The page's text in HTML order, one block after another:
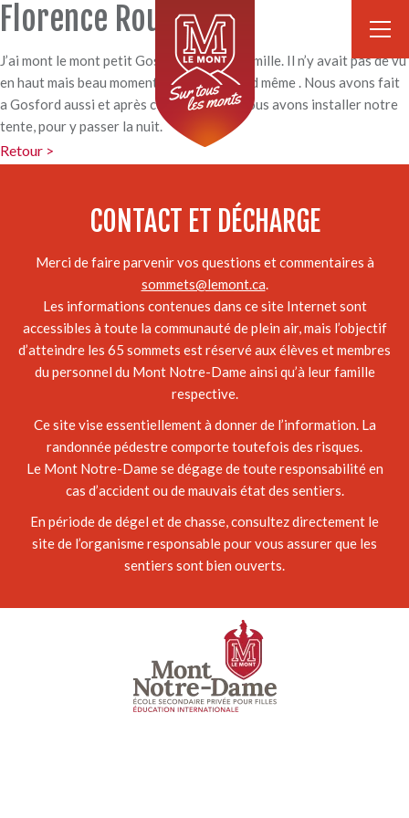
Florence Rousseau
J’ai mont le mont petit Gosford avec ma famille. Il n’y avait pas de vu
en haut mais beau moment en famille quand même . Nous avons fait
a Gosford aussi et après ces randonnée nous avons installer notre
tente, pour y passer la nuit.
Retour >
CONTACT ET DÉCHARGE
Merci de faire parvenir vos questions et commentaires à
sommets@lemont.ca.
Les informations contenues dans ce site Internet sont
accessibles à toute la communauté de plein air, mais l’objectif
d’atteindre les 65 sommets est réservé aux élèves et membres
du personnel du Mont Notre-Dame ainsi qu’à leur famille
respective.
Ce site vise essentiellement à donner de l’information. La
randonnée pédestre comporte toutefois des risques.
Le Mont Notre-Dame se dégage de toute responsabilité en
cas d’accident ou de mauvais état des sentiers.
En période de dégel et de chasse, consultez directement le
site de l’organisme responsable pour vous assurer que les
sentiers sont bien ouverts.